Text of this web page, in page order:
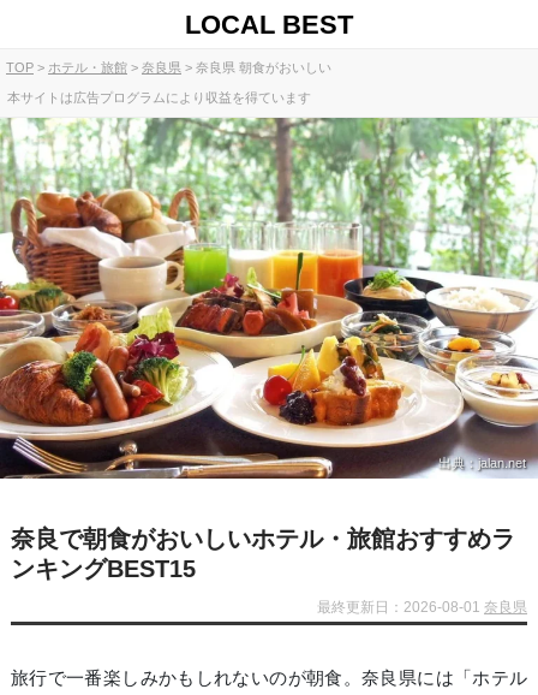
LOCAL BEST
TOP ホテル・旅館 奈良県 奈良県 朝食がおいしい
本サイトは広告プログラムにより収益を得ています
出典：jalan.net
奈良で朝食がおいしいホテル・旅館おすすめラ
ンキングBEST15
最終更新日：2026-08-01 奈良県
旅行で一番楽しみかもしれないのが朝食。奈良県には「ホテル